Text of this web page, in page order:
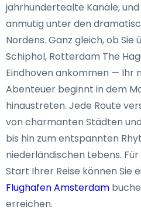
jahrhundertealte Kanäle,
anmutig unter den
Nordens. Ganz gleich, ob
Schiphol, Rotterdam The
Eindhoven ankommen — Ihr
Abenteuer beginnt in dem
hinaustreten. Jede Route
von charmanten Städten
bis hin zum entspannten
niederländischen Lebens.
Start Ihrer Reise können Sie
Flughafen Amsterdam
erreichen.